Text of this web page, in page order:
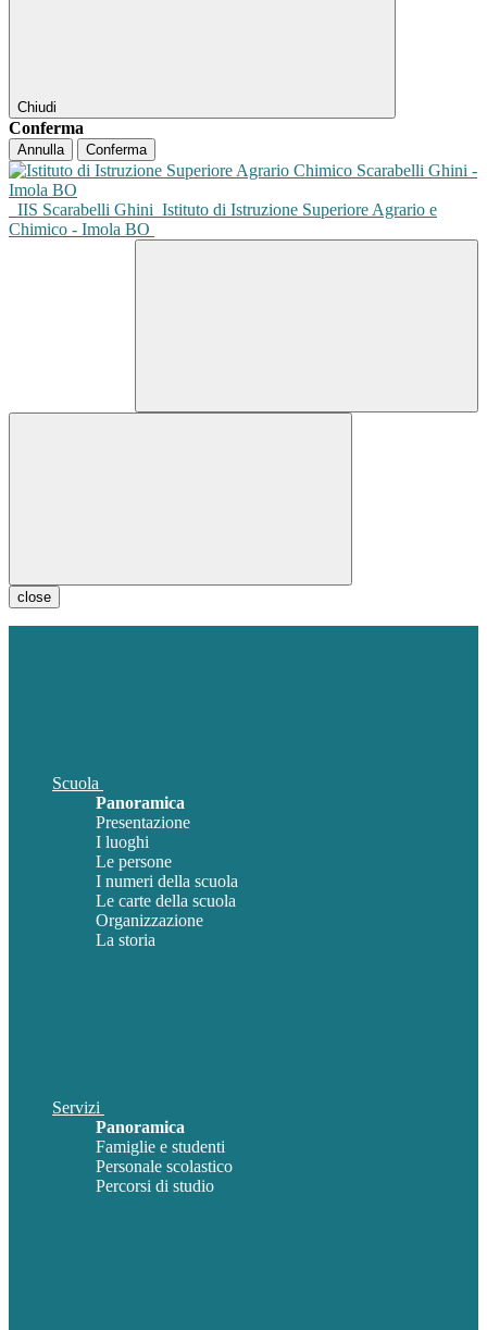
Chiudi
Conferma
Annulla Conferma
IIS Scarabelli Ghini Istituto di Istruzione Superiore Agrario e
Chimico - Imola BO
close
Scuola
Panoramica
Presentazione
I luoghi
Le persone
I numeri della scuola
Le carte della scuola
Organizzazione
La storia
Servizi
Panoramica
Famiglie e studenti
Personale scolastico
Percorsi di studio